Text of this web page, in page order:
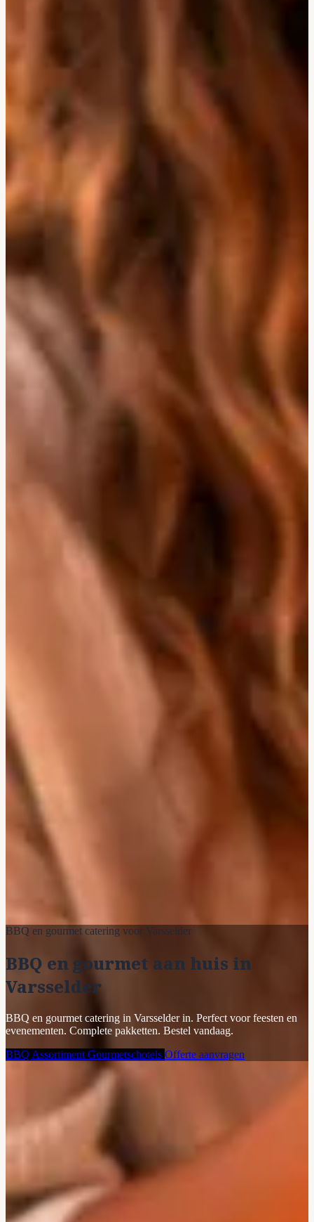
BBQ en gourmet catering voor Varsselder
BBQ en gourmet aan huis in
Varsselder
BBQ en gourmet catering in Varsselder in. Perfect voor feesten en
evenementen. Complete pakketten. Bestel vandaag.
BBQ Assortiment Gourmetschotels Offerte aanvragen